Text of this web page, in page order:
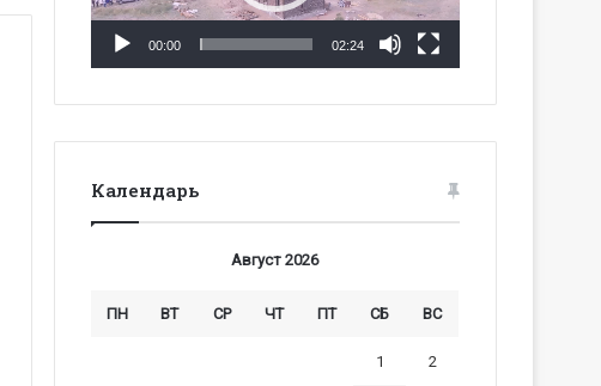
00:00 02:24
Календарь
Август 2026
ПН ВТ СР ЧТ ПТ СБ ВС
1 2